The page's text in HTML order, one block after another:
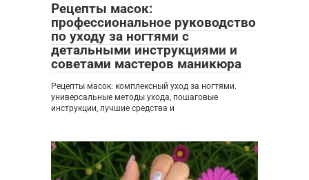
Рецепты масок:
профессиональное руководство
по уходу за ногтями с
детальными инструкциями и
советами мастеров маникюра
Рецепты масок: комплексный уход за ногтями.
универсальные методы ухода, пошаговые
инструкции, лучшие средства и